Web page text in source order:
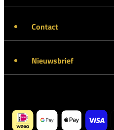
Contact
Nieuwsbrief